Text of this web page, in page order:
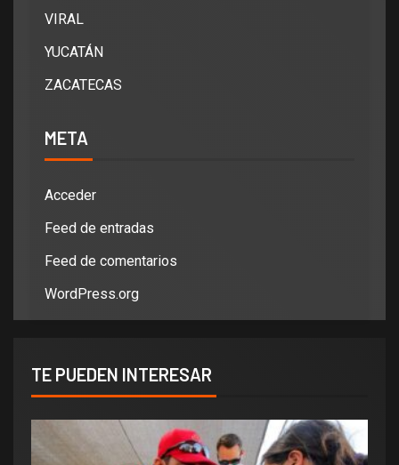
VIRAL
YUCATÁN
ZACATECAS
META
Acceder
Feed de entradas
Feed de comentarios
WordPress.org
TE PUEDEN INTERESAR